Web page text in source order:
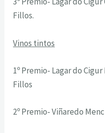
Fillos.
Vinos tintos
1º Premio- Lagar do
Fillos
2º Premio- Viñaredo